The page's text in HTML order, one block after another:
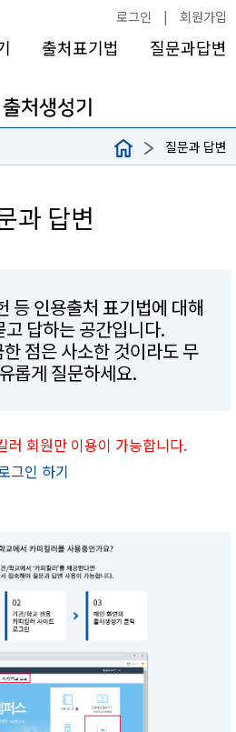
로그인 | 회원가입
출처표기법 질문과답변
질문과 답변
과 답변
등 인용출처 표기법에 대해
답하는 공간입니다.
점은 사소한 것이라도 무
롭게 질문하세요.
러 회원만 이용이 가능합니다.
그인 하기